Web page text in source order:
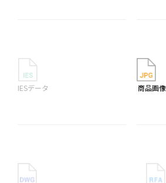
IESデータ 商品画像